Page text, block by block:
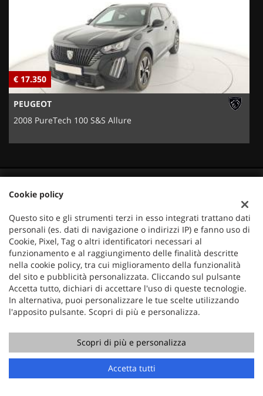
€ 17.350
PEUGEOT
2008 PureTech 100 S&S Allure
Mercauto
Via Nazionale 171
36056 Tezze sul Brenta (VI)
Telefono:
+39 049 597 4422
+39 329 273 2302
Fax:
+39 049 597 4422
info@mercauto2.com
Cookie policy
Questo sito e gli strumenti terzi in esso integrati trattano dati
personali (es. dati di navigazione o indirizzi IP) e fanno uso di
Cookie, Pixel, Tag o altri identificatori necessari al
funzionamento e al raggiungimento delle finalità descritte
nella cookie policy, tra cui miglioramento della funzionalità
del sito e pubblicità personalizzata. Cliccando sul pulsante
Accetta tutto, dichiari di accettare l'uso di queste tecnologie.
In alternativa, puoi personalizzare le tue scelte utilizzando
l'apposito pulsante. Scopri di più e personalizza.
Scopri di più e personalizza
Accetta tutti